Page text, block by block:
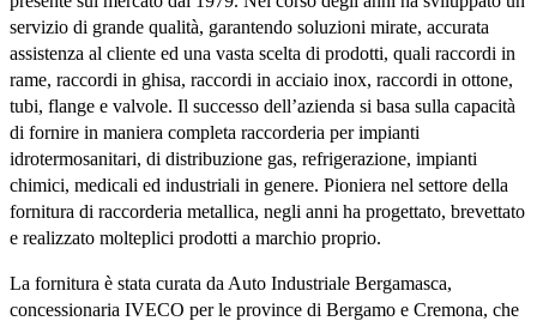
servizio di grande qualità, garantendo soluzioni mirate, accurata
assistenza al cliente ed una vasta scelta di prodotti, quali raccordi in
rame, raccordi in ghisa, raccordi in acciaio inox, raccordi in ottone,
tubi, flange e valvole. Il successo dell’azienda si basa sulla capacità
di fornire in maniera completa raccorderia per impianti
idrotermosanitari, di distribuzione gas, refrigerazione, impianti
chimici, medicali ed industriali in genere. Pioniera nel settore della
fornitura di raccorderia metallica, negli anni ha progettato, brevettato
e realizzato molteplici prodotti a marchio proprio.
La fornitura è stata curata da Auto Industriale Bergamasca,
concessionaria IVECO per le province di Bergamo e Cremona, che